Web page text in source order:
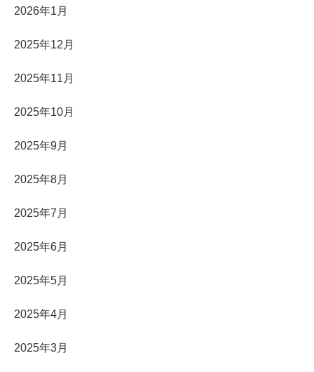
2026年1月
2025年12月
2025年11月
2025年10月
2025年9月
2025年8月
2025年7月
2025年6月
2025年5月
2025年4月
2025年3月